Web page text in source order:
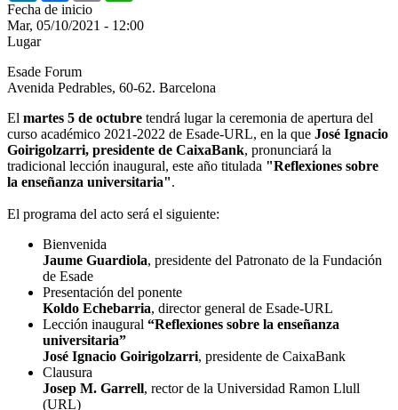
Fecha de inicio
Mar, 05/10/2021 - 12:00
Lugar
Esade Forum
Avenida Pedrables, 60-62. Barcelona
El martes 5 de octubre tendrá lugar la ceremonia de apertura del
curso académico 2021-2022 de Esade-URL, en la que José Ignacio
Goirigolzarri, presidente de CaixaBank, pronunciará la
tradicional lección inaugural, este año titulada "Reflexiones sobre
la enseñanza universitaria".
El programa del acto será el siguiente:
Bienvenida
Jaume Guardiola, presidente del Patronato de la Fundación
de Esade
Presentación del ponente
Koldo Echebarria, director general de Esade-URL
Lección inaugural “Reflexiones sobre la enseñanza
universitaria”
José Ignacio Goirigolzarri, presidente de CaixaBank
Clausura
Josep M. Garrell, rector de la Universidad Ramon Llull
(URL)